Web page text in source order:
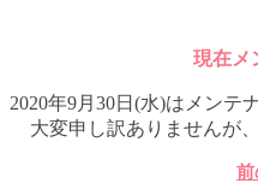
現在メ
2020年9月30日(水)はメンテ
大変申し訳ありませんが
前